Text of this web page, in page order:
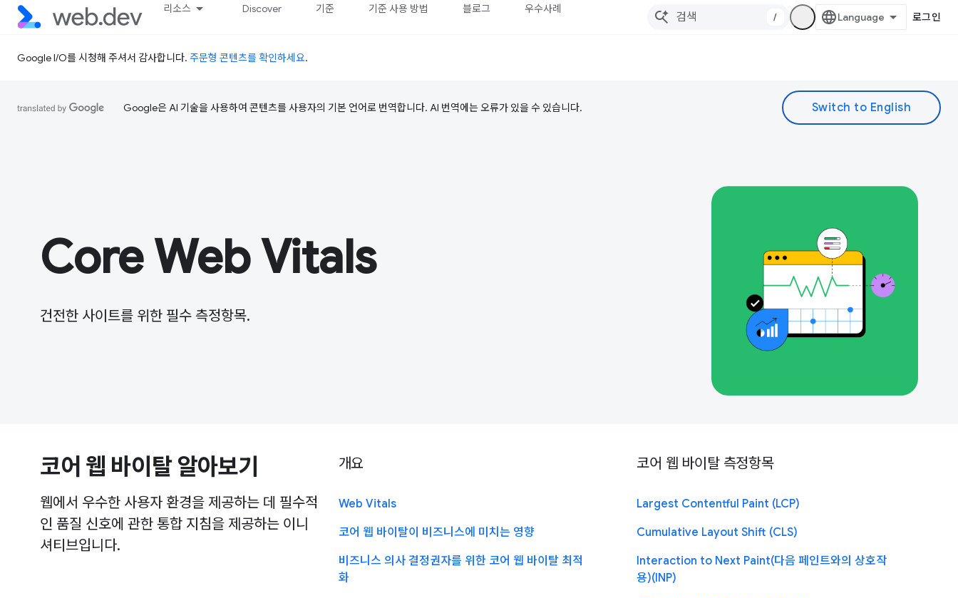
리소스 Discover 기준 기준 사용 방법 블로그 우수사례
/ 로그인
Google I/O를 시청해 주셔서 감사합니다. 주문형 콘텐츠를 확인하세요.
Google은 AI 기술을 사용하여 콘텐츠를 사용자의 기본 언어로 번역합니다. AI 번역에는 오류가 있을 수 있습니다.
Core Web Vitals
건전한 사이트를 위한 필수 측정항목.
코어 웹 바이탈 알아보기
웹에서 우수한 사용자 환경을 제공하는 데 필수적
인 품질 신호에 관한 통합 지침을 제공하는 이니
셔티브입니다.
개요
Web Vitals
코어 웹 바이탈이 비즈니스에 미치는 영향
비즈니스 의사 결정권자를 위한 코어 웹 바이탈 최적
화
코어 웹 바이탈 측정항목
Largest Contentful Paint (LCP)
Cumulative Layout Shift (CLS)
Interaction to Next Paint(다음 페인트와의 상호작
용)(INP)